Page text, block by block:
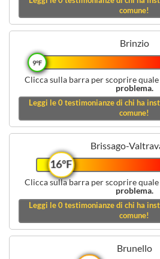
comune!
Brinzio
9°F
Clicca sulla barra per scoprire quale
problema.
Leggi le0testimonianze di chi ha
comune!
Brissago-
16°F
Clicca sulla barra per scoprire quale
problema.
Leggi le0testimonianze di chi ha
comune!
Brunello